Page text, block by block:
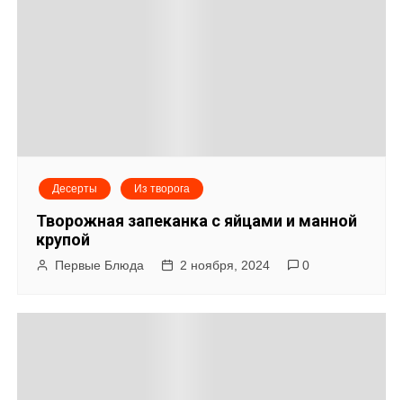
Десерты Из творога
Творожная запеканка с яйцами и манной
крупой
Первые Блюда 2 ноября, 2024 0